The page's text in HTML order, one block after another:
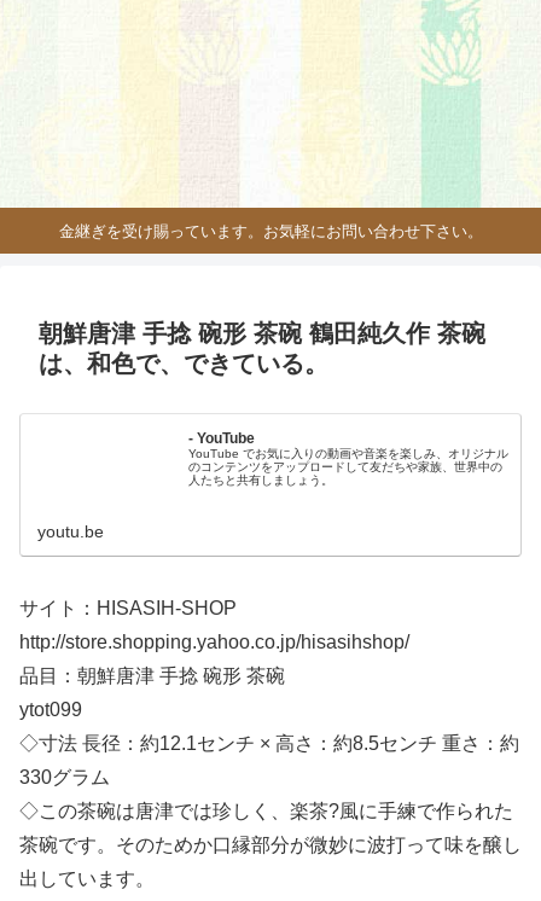
金継ぎを受け賜っています。お気軽にお問い合わせ下さい。
朝鮮唐津 手捻 碗形 茶碗 鶴田純久作 茶碗
は、和色で、できている。
- YouTube
YouTube でお気に入りの動画や音楽を楽しみ、オリジナル
のコンテンツをアップロードして友だちや家族、世界中の
人たちと共有しましょう。
youtu.be
サイト：HISASIH-SHOP
http://store.shopping.yahoo.co.jp/hisasihshop/
品目：朝鮮唐津 手捻 碗形 茶碗
ytot099
◇寸法 長径：約12.1センチ × 高さ：約8.5センチ 重さ：約
330グラム
◇この茶碗は唐津では珍しく、楽茶?風に手練で作られた
茶碗です。そのためか口縁部分が微妙に波打って味を醸し
出しています。